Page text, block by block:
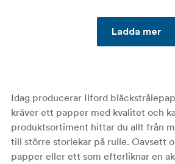
Ladda mer
Idag producerar Ilford
kräver ett papper med kvalitet och
produktsortiment hittar du allt från
till större storlekar på rulle. Oavsett
papper eller ett som efterliknar en